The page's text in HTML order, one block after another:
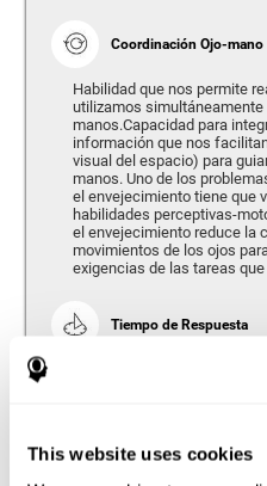
This website uses cookies
Coordinación Ojo-mano
Habilidad que nos permite
utilizamos simultáneamente
manos.Capacidad para
información que nos
visual del espacio) para
manos. Uno de los
el envejecimiento tiene que
habilidades perceptivas-
el envejecimiento reduce la
movimientos de los ojos
exigencias de las tareas
Tiempo de Respuesta
Se refiere a la cantidad de
momento en que nuestro
tiempo para responder a una